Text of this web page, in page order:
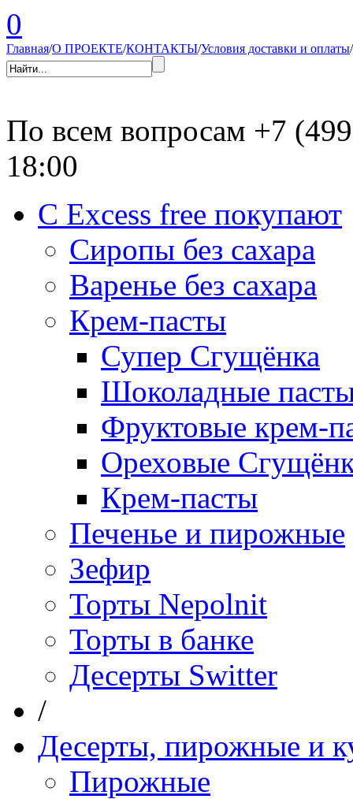
0
Главная/О ПРОЕКТЕ/КОНТАКТЫ/Условия доставки и оплаты/
По всем вопросам +7
18:00
С Excess free покупают
Сиропы без сахара
Варенье без сахара
Крем-пасты
Супер Сгущёнка
Шоколадные
Фруктовые крем-
Ореховые
Крем-пасты
Печенье и пирожные
Зефир
Торты Nepolnit
Торты в банке
Десерты Switter
/
Десерты, пирожные и
Пирожные